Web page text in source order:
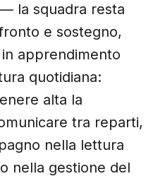
la squadra resta
e sostegno,
apprendimento
quotidiana:
alta la
tra reparti,
nella lettura
nella gestione del